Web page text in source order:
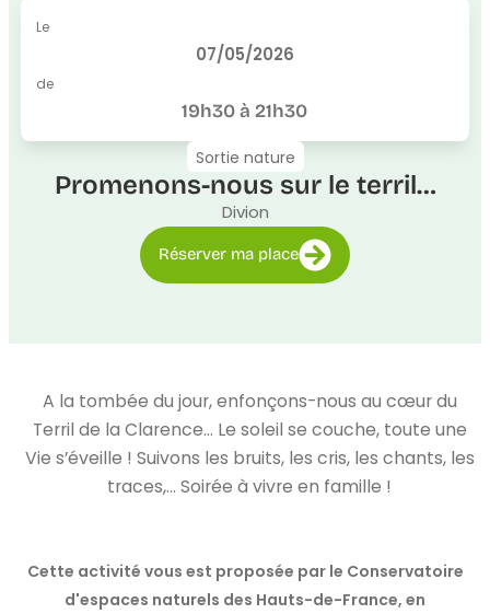
Le
07/05/2026
de
19h30 à 21h30
Sortie nature
Promenons-nous sur le terril…
Divion
Réserver ma place
A la tombée du jour, enfonçons-nous au cœur du
Terril de la Clarence… Le soleil se couche, toute une
Vie s’éveille ! Suivons les bruits, les cris, les chants, les
traces,… Soirée à vivre en famille !
Cette activité vous est proposée par le Conservatoire
d'espaces naturels des Hauts-de-France, en